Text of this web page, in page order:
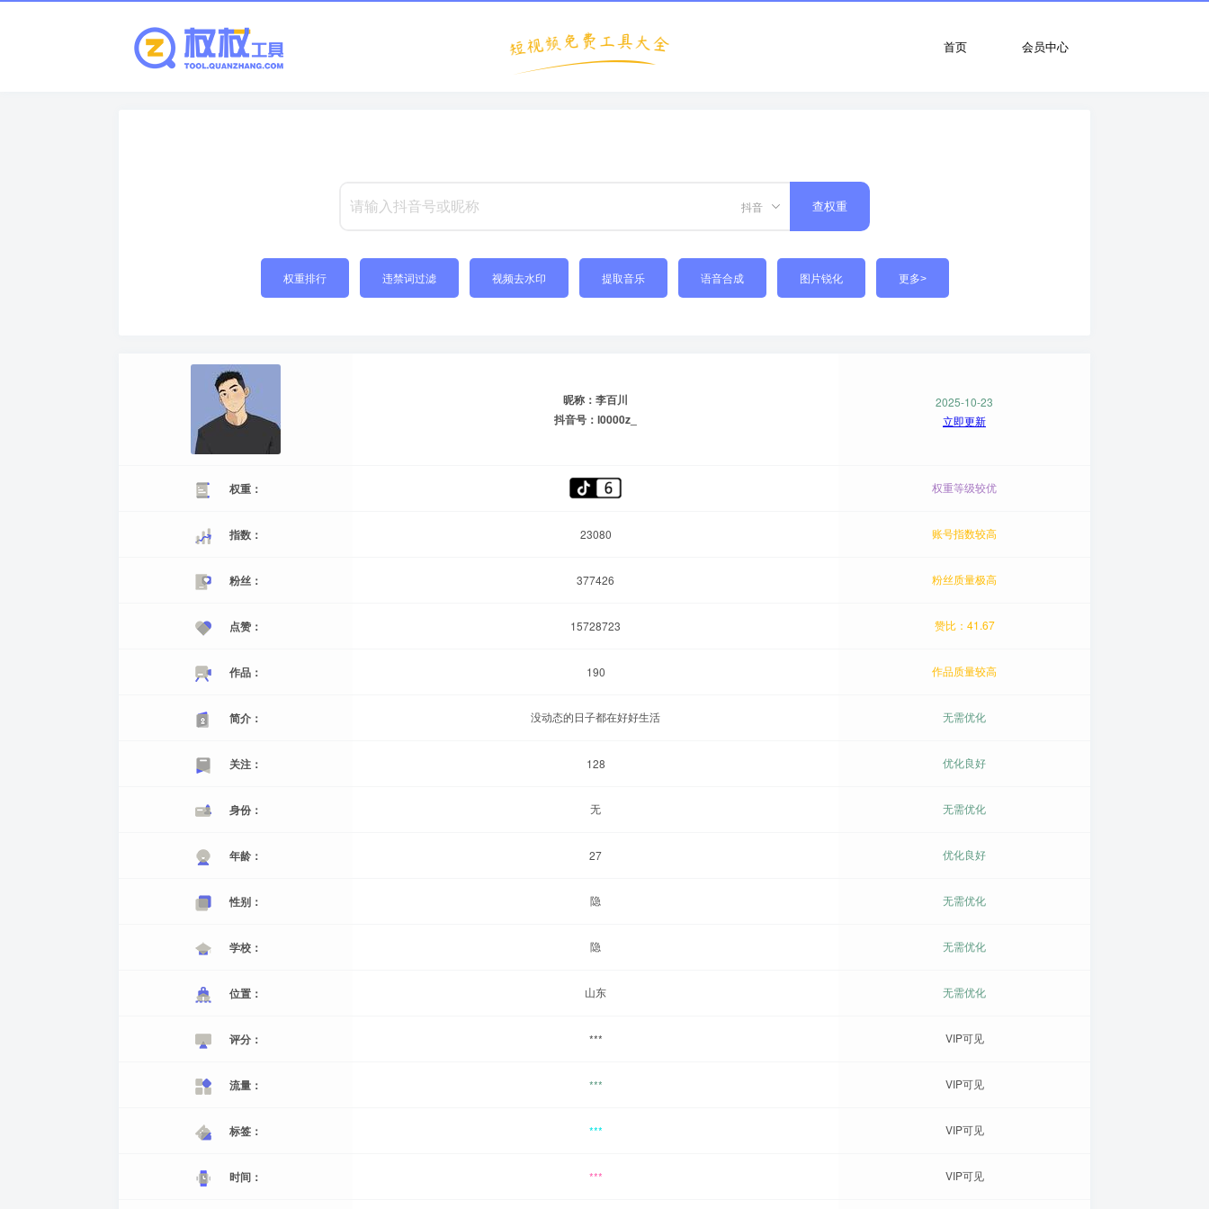
会员中心
首页
抖音 查权重
权重排行 违禁词过滤 视频去水印 提取音乐 语音合成 图片锐化 更多>
昵称：李百川
抖音号：l0000z_
2025-10-23
立即更新
权重： 权重等级较优
指数： 23080 账号指数较高
粉丝： 377426 粉丝质量极高
点赞： 15728723 赞比：41.67
作品： 190 作品质量较高
简介： 没动态的日子都在好好生活 无需优化
关注： 128 优化良好
身份： 无 无需优化
年龄： 27 优化良好
性别： 隐 无需优化
学校： 隐 无需优化
位置： 山东 无需优化
评分： *** VIP可见
流量： *** VIP可见
标签： *** VIP可见
时间： *** VIP可见